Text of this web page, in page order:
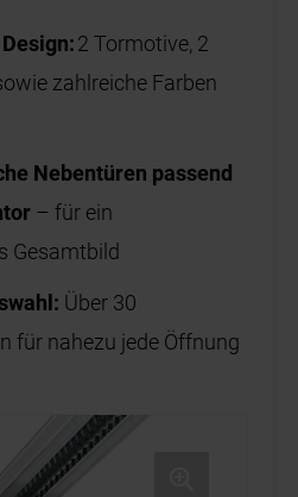
2 Tormotive, 2
zahlreiche Farben
Nebentüren passend
– für ein
Gesamtbild
Über 30
für nahezu jede Öffnung